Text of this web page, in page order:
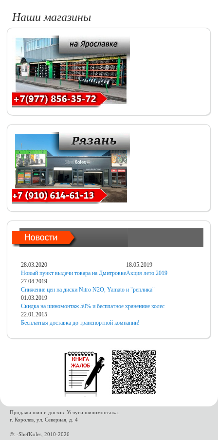
Наши магазины
28.03.2020
Новый пункт выдачи товара на Дмитровке
18.05.2019
Акция лето 2019
27.04.2019
Снижение цен на диски Nitro N2O, Yamato и "реплика"
01.03.2019
Скидка на шиномонтаж 50% и бесплатное хранениие колес
22.01.2015
Бесплатная доставка до транспортной компании!
Продажа шин и дисков. Услуги шиномонтажа.
г. Королев, ул. Северная, д. 4
©: -ShefKoles, 2010-2026